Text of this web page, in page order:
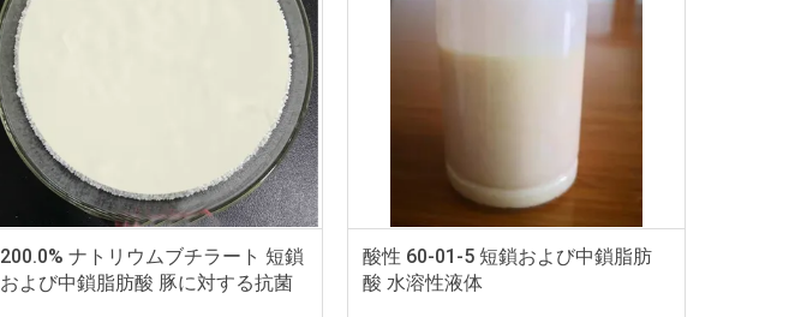
200.0% ナトリウムブチラート 短鎖
および中鎖脂肪酸 豚に対する抗菌
酸性 60-01-5 短鎖および中鎖脂肪
酸 水溶性液体